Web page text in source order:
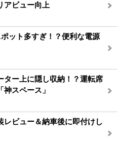
アビュー向上
ポット多すぎ！？便利な電源
ター上に隠し収納！？運転席
スペース」
レビュー＆納車後に即付けし